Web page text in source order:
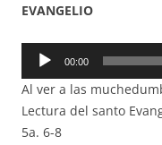
EVANGELIO
Reproductor
audio
00:00
Al ver a las
Lectura del santo
5a. 6-8